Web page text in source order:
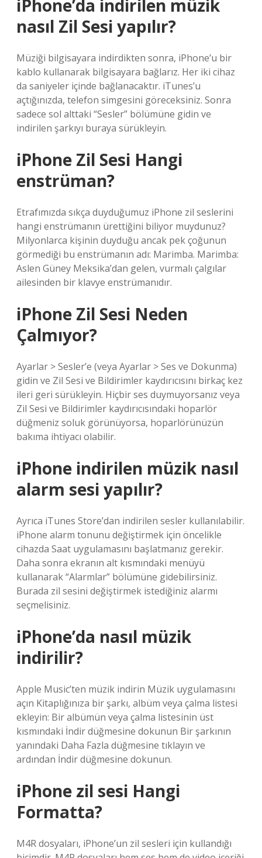
iPhone’da indirilen müzik
nasıl Zil Sesi yapılır?
Müziği bilgisayara indirdikten sonra, iPhone’u bir
kablo kullanarak bilgisayara bağlarız. Her iki cihaz
da saniyeler içinde bağlanacaktır. iTunes’u
açtığınızda, telefon simgesini göreceksiniz. Sonra
sadece sol alttaki “Sesler” bölümüne gidin ve
indirilen şarkıyı buraya sürükleyin.
iPhone Zil Sesi Hangi
enstrüman?
Etrafımızda sıkça duyduğumuz iPhone zil seslerini
hangi enstrümanın ürettiğini biliyor muydunuz?
Milyonlarca kişinin duyduğu ancak pek çoğunun
görmediği bu enstrümanın adı: Marimba. Marimba:
Aslen Güney Meksika’dan gelen, vurmalı çalgılar
ailesinden bir klavye enstrümanıdır.
iPhone Zil Sesi Neden
Çalmıyor?
Ayarlar > Sesler’e (veya Ayarlar > Ses ve Dokunma)
gidin ve Zil Sesi ve Bildirimler kaydırıcısını birkaç kez
ileri geri sürükleyin. Hiçbir ses duymuyorsanız veya
Zil Sesi ve Bildirimler kaydırıcısındaki hoparlör
düğmeniz soluk görünüyorsa, hoparlörünüzün
bakıma ihtiyacı olabilir.
iPhone indirilen müzik nasıl
alarm sesi yapılır?
Ayrıca iTunes Store’dan indirilen sesler kullanılabilir.
iPhone alarm tonunu değiştirmek için öncelikle
cihazda Saat uygulamasını başlatmanız gerekir.
Daha sonra ekranın alt kısmındaki menüyü
kullanarak “Alarmlar” bölümüne gidebilirsiniz.
Burada zil sesini değiştirmek istediğiniz alarmı
seçmelisiniz.
iPhone’da nasıl müzik
indirilir?
Apple Music’ten müzik indirin Müzik uygulamasını
açın Kitaplığınıza bir şarkı, albüm veya çalma listesi
ekleyin: Bir albümün veya çalma listesinin üst
kısmındaki İndir düğmesine dokunun Bir şarkının
yanındaki Daha Fazla düğmesine tıklayın ve
ardından İndir düğmesine dokunun.
iPhone zil sesi Hangi
Formatta?
M4R dosyaları, iPhone’un zil sesleri için kullandığı